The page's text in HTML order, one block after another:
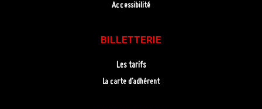
Accessibilité
BILLETTERIE
Les tarifs
La carte d’adhérent